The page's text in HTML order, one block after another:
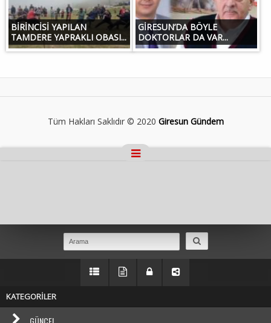
BİRİNCİSİ YAPILAN
TAMDERE YAPRAKLI OBASI...
GİRESUN’DA BÖYLE
DOKTORLAR DA VAR...
Tüm Hakları Saklıdır © 2020 Giresun Gündem
KATEGORİLER